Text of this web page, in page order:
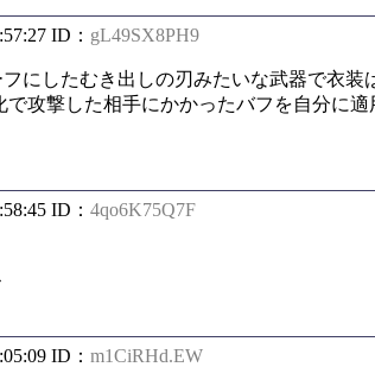
ID： gL49SX8PH9
にしたむき出しの刃みたいな武器で衣装
攻撃した相手にかかったバフを自分に
ID： 4qo6K75Q7F
ID： m1CiRHd.EW